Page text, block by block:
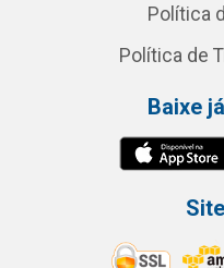
Política
Política de
Baixe